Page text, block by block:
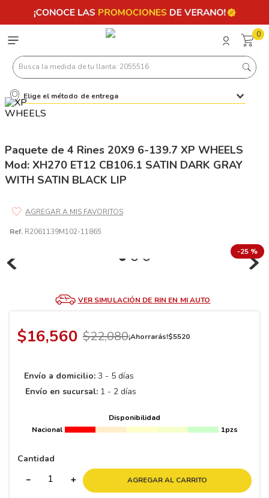
0
Busca la medida de tu llanta: 2055516
Elige el método de entrega
Paquete de 4 Rines 20X9 6-139.7 XP WHEELS
Mod: XH270 ET12 CB106.1 SATIN DARK GRAY
WITH SATIN BLACK LIP
Ref. R2061139M102-11865
-25 %
VER SIMULACIÓN DE RIN EN MI AUTO
$16,560 $22,080¡Ahorrarás!$5520
Envío a domicilio: 3 - 5 días
Envío en sucursal: 1 - 2 días
Disponibilidad
Nacional
1pzs
Cantidad
＋
－ AGREGAR AL CARRITO
Términos más buscados
3. 225